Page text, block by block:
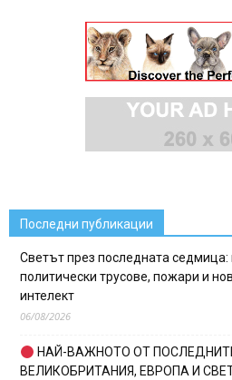
Последни публикации
Светът през последната седмица:
политически трусове, пожари и
интелект
06/08/2026
НАЙ-ВАЖНОТО ОТ
ВЕЛИКОБРИТАНИЯ, ЕВРОПА И